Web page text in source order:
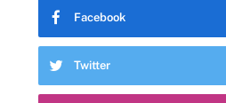
Facebook
Twitter